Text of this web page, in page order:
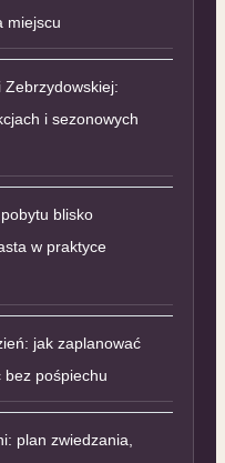
miejscu
Zebrzydowskiej:
i sezonowych
blisko
w praktyce
jak zaplanować
bez pośpiechu
plan zwiedzania,